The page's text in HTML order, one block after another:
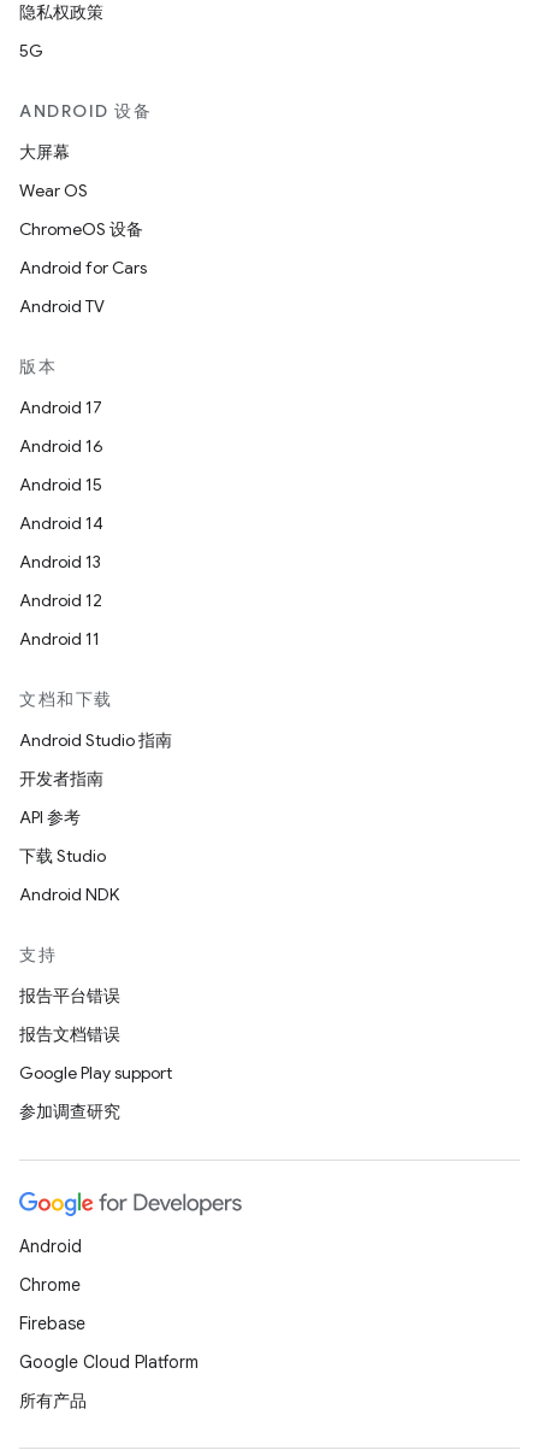
隐私权政策
5G
ANDROID 设备
大屏幕
Wear OS
ChromeOS 设备
Android for Cars
Android TV
版本
Android 17
Android 16
Android 15
Android 14
Android 13
Android 12
Android 11
文档和下载
Android Studio 指南
开发者指南
API 参考
下载 Studio
Android NDK
支持
报告平台错误
报告文档错误
Google Play support
参加调查研究
Android
Chrome
Firebase
Google Cloud Platform
所有产品